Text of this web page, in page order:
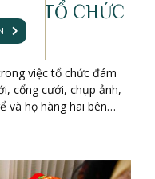
TỔ CHỨC
việc tổ chức đám
cổng cưới, chụp ảnh,
và họ hàng hai bên…